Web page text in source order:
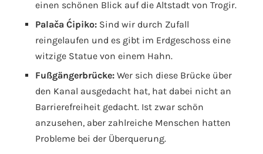
einen schönen Blick auf die Altstadt von Trogir.
Palača Ćipiko: Sind wir durch Zufall
reingelaufen und es gibt im Erdgeschoss eine
witzige Statue von einem Hahn.
Fußgängerbrücke: Wer sich diese Brücke über
den Kanal ausgedacht hat, hat dabei nicht an
Barrierefreiheit gedacht. Ist zwar schön
anzusehen, aber zahlreiche Menschen hatten
Probleme bei der Überquerung.